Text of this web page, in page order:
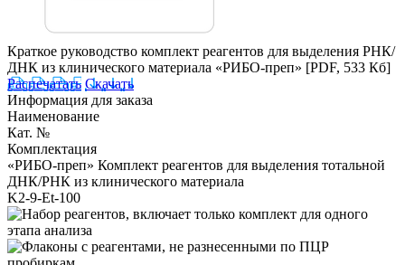
Краткое руководство комплект реагентов для выделения РНК/
ДНК из клинического материала «РИБО-преп» [PDF, 533 Кб]
Распечатать Скачать
Информация для заказа
Наименование
Кат. №
Комплектация
«РИБО-преп» Комплект реагентов для выделения тотальной
ДНК/РНК из клинического материала
K2-9-Et-100